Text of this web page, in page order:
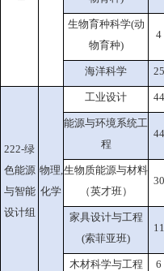
生物育种科学(动
物育种)
4
海洋科学 25
222-绿
色能源
与智能
设计组
物理,
化学
工业设计 44
能源与环境系统工
程
44
生物质能源与材料
（英才班）
30
家具设计与工程
(索菲亚班)
11
木材科学与工程 6